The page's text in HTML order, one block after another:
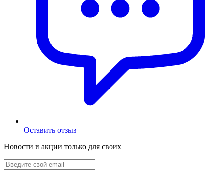
Оставить отзыв
Новости и акции только для своих